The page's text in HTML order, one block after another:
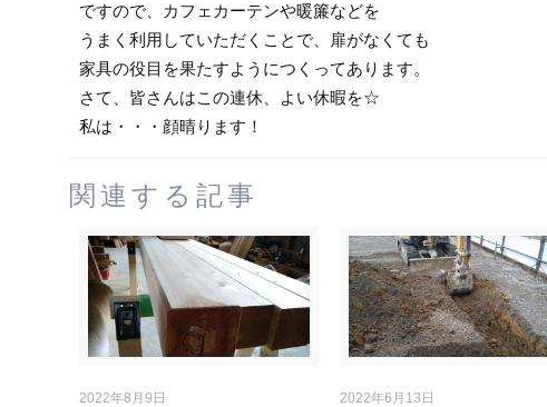
ですので、カフェカーテンや暖簾などを
うまく利用していただくことで、扉がなくても
家具の役目を果たすようにつくってあります。
さて、皆さんはこの連休、よい休暇を☆
私は・・・顔晴ります！
関連する記事
2022年8月9日 2022年6月13日